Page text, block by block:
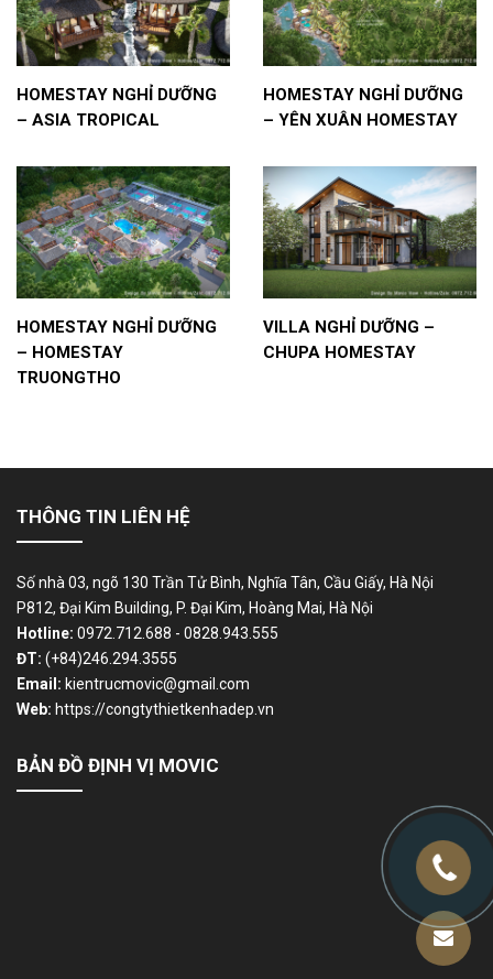
HOMESTAY NGHỈ DƯỠNG
– ASIA TROPICAL
HOMESTAY NGHỈ DƯỠNG
– YÊN XUÂN HOMESTAY
HOMESTAY NGHỈ DƯỠNG
– HOMESTAY
TRUONGTHO
VILLA NGHỈ DƯỠNG –
CHUPA HOMESTAY
THÔNG TIN LIÊN HỆ
Số nhà 03, ngõ 130 Trần Tử Bình, Nghĩa Tân, Cầu Giấy, Hà Nội
P812, Đại Kim Building, P. Đại Kim, Hoàng Mai, Hà Nội
Hotline: 0972.712.688 - 0828.943.555
ĐT: (+84)246.294.3555
Email: kientrucmovic@gmail.com
Web: https://congtythietkenhadep.vn
BẢN ĐỒ ĐỊNH VỊ MOVIC